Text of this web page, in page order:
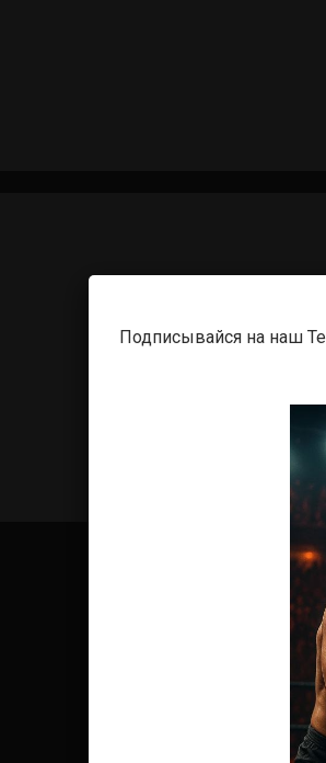
Подписывайся на наш